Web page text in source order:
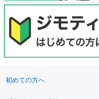
初めての方へ